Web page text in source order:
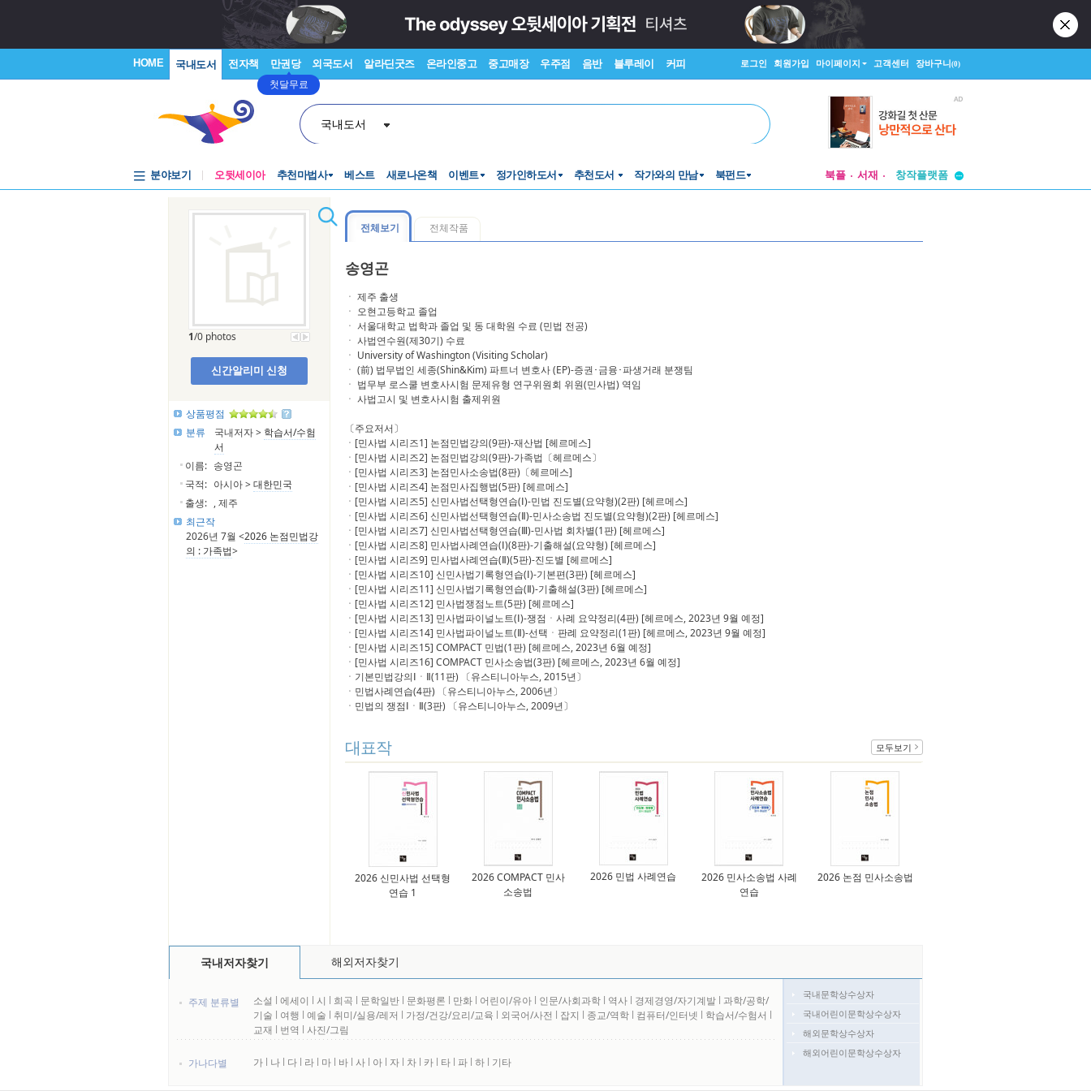
HOME 국내도서 전자책 만권당
첫달무료
외국도서 알라딘굿즈 온라인중고 중고매장 우주점 음반 블루레이 커피 로그인 회원가입 마이페이지 고객센터 장바구니(0)
국내도서
분야보기 오뒷세이아 추천마법사 베스트 새로나온책 이벤트 정가인하도서 추천도서 작가와의 만남 북펀드 북플 서재
창작플랫폼
1/0 photos
신간알리미 신청
상품평점
분류
국내저자 > 학습서/수험
서
이름: 송영곤
국적: 아시아 >대한민국
출생: , 제주
최근작
2026년 7월 <2026 논점민법강
의 : 가족법>
전체보기 전체작품
송영곤
ㆍ 제주 출생
ㆍ 오현고등학교 졸업
ㆍ 서울대학교 법학과 졸업 및 동 대학원 수료 (민법 전공)
ㆍ 사법연수원(제30기) 수료
ㆍ University of Washington (Visiting Scholar)
ㆍ (前) 법무법인 세종(Shin&Kim) 파트너 변호사 (EP)-증권･금융･파생거래 분쟁팀
ㆍ 법무부 로스쿨 변호사시험 문제유형 연구위원회 위원(민사법) 역임
ㆍ 사법고시 및 변호사시험 출제위원
〔주요저서〕
ㆍ[민사법 시리즈1] 논점민법강의(9판)-재산법 [헤르메스]
ㆍ[민사법 시리즈2] 논점민법강의(9판)-가족법〔헤르메스〕
ㆍ[민사법 시리즈3] 논점민사소송법(8판)〔헤르메스]
ㆍ[민사법 시리즈4] 논점민사집행법(5판) [헤르메스]
ㆍ[민사법 시리즈5] 신민사법선택형연습(Ⅰ)-민법 진도별(요약형)(2판) [헤르메스]
ㆍ[민사법 시리즈6] 신민사법선택형연습(Ⅱ)-민사소송법 진도별(요약형)(2판) [헤르메스]
ㆍ[민사법 시리즈7] 신민사법선택형연습(Ⅲ)-민사법 회차별(1판) [헤르메스]
ㆍ[민사법 시리즈8] 민사법사례연습(Ⅰ)(8판)-기출해설(요약형) [헤르메스]
ㆍ[민사법 시리즈9] 민사법사례연습(Ⅱ)(5판)-진도별 [헤르메스]
ㆍ[민사법 시리즈10] 신민사법기록형연습(Ⅰ)-기본편(3판) [헤르메스]
ㆍ[민사법 시리즈11] 신민사법기록형연습(Ⅱ)-기출해설(3판) [헤르메스]
ㆍ[민사법 시리즈12] 민사법쟁점노트(5판) [헤르메스]
ㆍ[민사법 시리즈13] 민사법파이널노트(Ⅰ)-쟁점ㆍ사례 요약정리(4판) [헤르메스, 2023년 9월 예정]
ㆍ[민사법 시리즈14] 민사법파이널노트(Ⅱ)-선택ㆍ판례 요약정리(1판) [헤르메스, 2023년 9월 예정]
ㆍ[민사법 시리즈15] COMPACT 민법(1판) [헤르메스, 2023년 6월 예정]
ㆍ[민사법 시리즈16] COMPACT 민사소송법(3판) [헤르메스, 2023년 6월 예정]
ㆍ기본민법강의ⅠㆍⅡ(11판) 〔유스티니아누스, 2015년〕
ㆍ민법사례연습(4판) 〔유스티니아누스, 2006년〕
ㆍ민법의 쟁점ⅠㆍⅡ(3판) 〔유스티니아누스, 2009년〕
대표작 모두보기
2026 신민사법 선택형
연습 1
2026 COMPACT 민사
소송법
2026 민법 사례연습
2026 민사소송법 사례
연습
2026 논점 민사소송법
국내저자찾기 해외저자찾기
주제 분류별 소설 l 에세이 l 시 l 희곡 l 문학일반 l 문화평론 l 만화 l 어린이/유아 l 인문/사회과학 l 역사 l 경제경영/자기계발 l 과학/공학/
기술 l 여행 l 예술 l 취미/실용/레저 l 가정/건강/요리/교육 l 외국어/사전 l 잡지 l 종교/역학 l 컴퓨터/인터넷 l 학습서/수험서 l
교재 l 번역 l 사진/그림
가나다별 가 l 나 l 다 l 라 l 마 l 바 l 사 l 아 l 자 l 차 l 카 l 타 l 파 l 하 l 기타
국내문학상수상자
국내어린이문학상수상자
해외문학상수상자
해외어린이문학상수상자